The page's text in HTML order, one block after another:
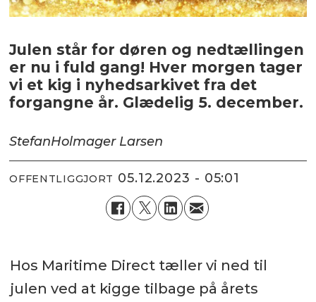
Julen står for døren og nedtællingen
er nu i fuld gang! Hver morgen tager
vi et kig i nyhedsarkivet fra det
forgangne år. Glædelig 5. december.
StefanHolmager Larsen
OFFENTLIGGJORT 05.12.2023 - 05:01
Hos Maritime Direct tæller vi ned til
julen ved at kigge tilbage på årets